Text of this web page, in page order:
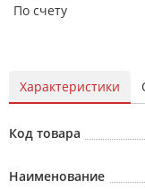
По счету
Характеристики
Код товара
Наименование